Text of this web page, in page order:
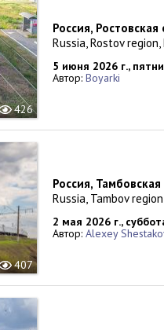
426
Россия,
Russia, Rostov
5 июня 2026 г.,
Автор: Boyarki
407
Россия,
Russia, Tambov
2 мая 2026 г.,
Автор: Alexey